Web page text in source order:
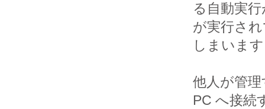
る自動実
が実行さ
しまいま
他人が管
PC へ接続